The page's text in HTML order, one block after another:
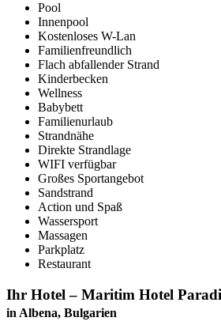
Pool
Innenpool
Kostenloses W-Lan
Familienfreundlich
Flach abfallender Strand
Kinderbecken
Wellness
Babybett
Familienurlaub
Strandnähe
Direkte Strandlage
WIFI verfügbar
Großes Sportangebot
Sandstrand
Action und Spaß
Wassersport
Massagen
Parkplatz
Restaurant
Ihr Hotel – Maritim Hotel
in Albena, Bulgarien